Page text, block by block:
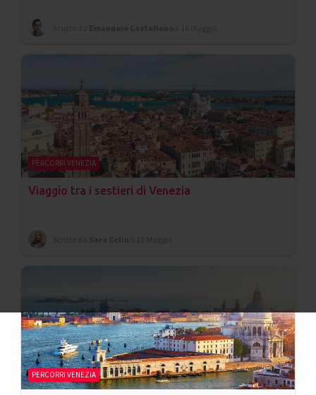
PERCORRI VENEZIA
Viaggio tra i sestieri di Venezia
PERCORRI VENEZIA